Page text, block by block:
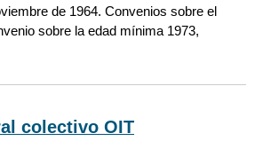
de 1964. Convenios sobre el
sobre la edad mínima 1973,
colectivo OIT